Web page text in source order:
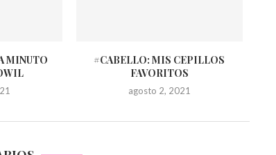
MINUTO
#CABELLO: MIS CEPILLOS
FAVORITOS
agosto 2, 2021